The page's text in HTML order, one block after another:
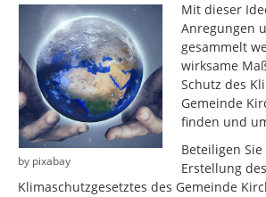
by pixabay
Mit dieser
Anregungen
gesammelt
wirksame
Schutz des
Gemeinde
finden und
Beteiligen
Erstellung
Klimaschutzgesetztes des Gemeinde